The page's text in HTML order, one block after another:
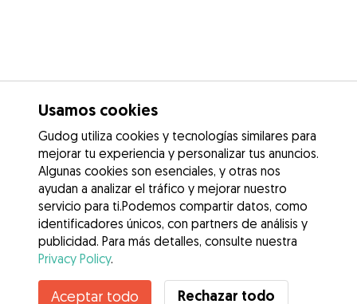
Contacta con Gonzalo
Usamos cookies
Gudog utiliza cookies y tecnologías similares para
mejorar tu experiencia y personalizar tus anuncios.
Algunas cookies son esenciales, y otras nos
ayudan a analizar el tráfico y mejorar nuestro
servicio para ti.Podemos compartir datos, como
identificadores únicos, con partners de análisis y
publicidad. Para más detalles, consulte nuestra
Privacy Policy.
Aceptar todo Rechazar todo